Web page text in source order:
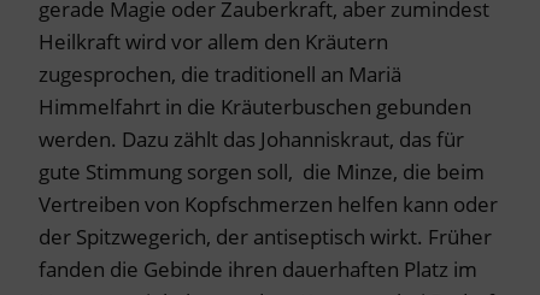
gerade Magie oder Zauberkraft, aber zumindest
Heilkraft wird vor allem den Kräutern
zugesprochen, die traditionell an Mariä
Himmelfahrt in die Kräuterbuschen gebunden
werden. Dazu zählt das Johanniskraut, das für
gute Stimmung sorgen soll, die Minze, die beim
Vertreiben von Kopfschmerzen helfen kann oder
der Spitzwegerich, der antiseptisch wirkt. Früher
fanden die Gebinde ihren dauerhaften Platz im